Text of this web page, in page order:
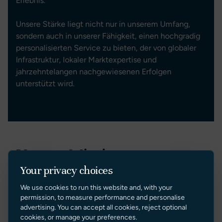
Unsere Stärke liegt nicht nur in unserem Umfang,
sondern auch in unserer Fähigkeit, einen hochgradig
personalisierten Service zu bieten, der von globaler
Infrastruktur, lokaler Marktexpertise und
jahrzehntelangen nachgewiesenen Erfolgen
unterstützt wird.
Unsere Mission
Bei Sunseeker Brokerage ist unsere Mission einfach:
Die Bereitstellung des höchsten Standards an
Yachtvermittlungsdiensten durch Professionalität,
Your privacy choices
We use cookies to run this website and, with your
permission, to measure performance and personalise
advertising. You can accept all cookies, reject optional
cookies, or manage your preferences.